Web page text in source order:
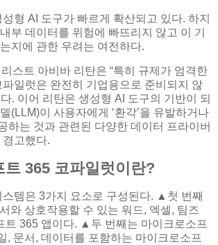
형 AI 도구가 빠르게 확산되고 있다. 하지
부 데이터를 위험에 빠뜨리지 않고 이 기
지에 관한 우려는 여전하다.
스트 아비바 리탄은 “특히 규제가 엄격한
일럿은 완전히 기업용으로 준비되지 않
. 이어 리탄은 생성형 AI 도구의 기반이 되
(LLM)이 사용자에게 ‘환각’을 유발하거나
하는 것과 관련된 다양한 데이터 프라이버
고했다.
트 365 코파일럿이란?
스템은 3가지 요소로 구성된다. ▲첫 번째
와 상호작용할 수 있는 워드, 엑셀, 팀즈
트 365 앱이다. ▲두 번째는 마이크로소프
, 문서, 데이터를 포함하는 마이크로소프